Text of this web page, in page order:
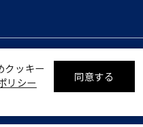
絞り込んで検索する
クッキー
リシー
同意する
ギフトをお探しですか？